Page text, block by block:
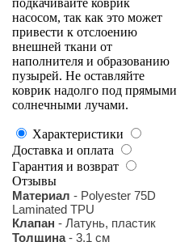
насосом, так как это может
привести к отслоению
внешней ткани от
наполнителя и образованию
пузырей. Не оставляйте
коврик надолго под прямыми
солнечными лучами.
Характеристики
Доставка и оплата
Гарантия и возврат
Отзывы
Материал - Polyester 75D
Laminated TPU
Клапан - Латунь, пластик
Толщина- 3.1 см